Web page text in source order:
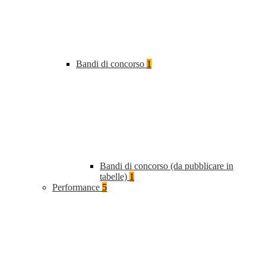
Bandi di concorso 1
Bandi di concorso (da pubblicare in
tabelle) 1
Performance 5